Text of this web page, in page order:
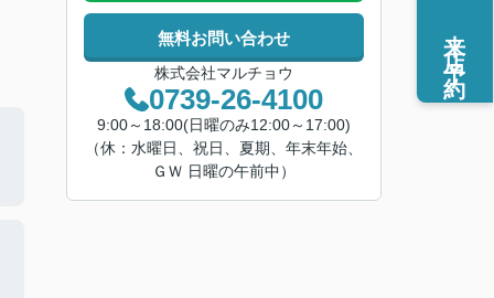
無料お問い合わせ
株式会社マルチョウ
0739-26-4100
9:00～18:00(日曜のみ12:00～17:00)
（休：水曜日、祝日、夏期、年末年始、
ＧＷ 日曜の午前中）
来店予約